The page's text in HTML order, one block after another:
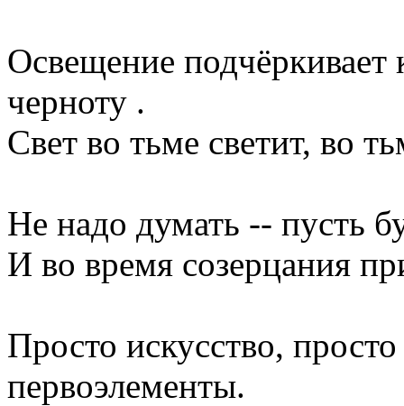
Освещение подчёркивает
черноту .
Свет во тьме светит, во
Не надо думать -- пусть
И во время созерцания
Просто искусство,
первоэлементы.